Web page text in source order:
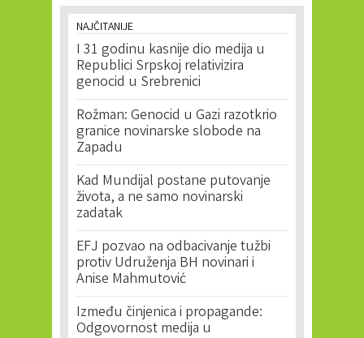
NAJČITANIJE
I 31 godinu kasnije dio medija u
Republici Srpskoj relativizira
genocid u Srebrenici
Rožman: Genocid u Gazi razotkrio
granice novinarske slobode na
Zapadu
Kad Mundijal postane putovanje
života, a ne samo novinarski
zadatak
EFJ pozvao na odbacivanje tužbi
protiv Udruženja BH novinari i
Anise Mahmutović
Između činjenica i propagande:
Odgovornost medija u